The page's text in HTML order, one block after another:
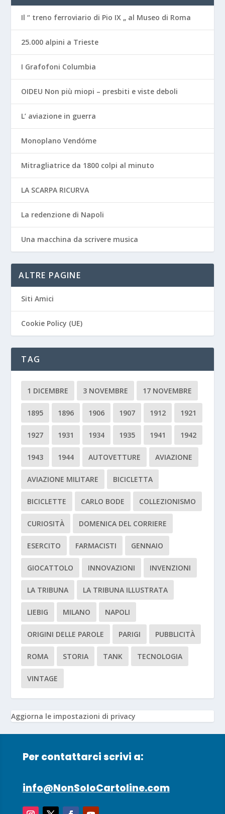
Il “ treno ferroviario di Pio IX „ al Museo di Roma
25.000 alpini a Trieste
I Grafofoni Columbia
OIDEU Non più miopi – presbiti e viste deboli
L’ aviazione in guerra
Monoplano Vendóme
Mitragliatrice da 1800 colpi al minuto
LA SCARPA RICURVA
La redenzione di Napoli
Una macchina da scrivere musica
ALTRE PAGINE
Siti Amici
Cookie Policy (UE)
TAG
1 DICEMBRE 3 NOVEMBRE 17 NOVEMBRE
1895 1896 1906 1907 1912 1921
1927 1931 1934 1935 1941 1942
1943 1944 AUTOVETTURE AVIAZIONE
AVIAZIONE MILITARE BICICLETTA
BICICLETTE CARLO BODE COLLEZIONISMO
CURIOSITÀ DOMENICA DEL CORRIERE
ESERCITO FARMACISTI GENNAIO
GIOCATTOLO INNOVAZIONI INVENZIONI
LA TRIBUNA LA TRIBUNA ILLUSTRATA
LIEBIG MILANO NAPOLI
ORIGINI DELLE PAROLE PARIGI PUBBLICITÀ
ROMA STORIA TANK TECNOLOGIA
VINTAGE
Aggiorna le impostazioni di privacy
Per contattarci scrivi a:
info@NonSoloCartoline.com